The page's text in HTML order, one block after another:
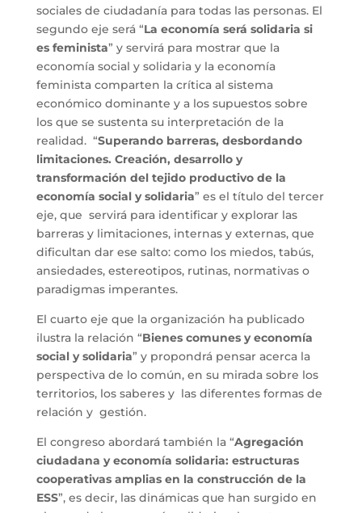
sociales de ciudadanía para todas las personas. El
segundo eje será “La economía será solidaria si
es feminista” y servirá para mostrar que la
economía social y solidaria y la economía
feminista comparten la crítica al sistema
económico dominante y a los supuestos sobre
los que se sustenta su interpretación de la
realidad. “Superando barreras, desbordando
limitaciones. Creación, desarrollo y
transformación del tejido productivo de la
economía social y solidaria” es el título del tercer
eje, que servirá para identificar y explorar las
barreras y limitaciones, internas y externas, que
dificultan dar ese salto: como los miedos, tabús,
ansiedades, estereotipos, rutinas, normativas o
paradigmas imperantes.
El cuarto eje que la organización ha publicado
ilustra la relación “Bienes comunes y economía
social y solidaria” y propondrá pensar acerca la
perspectiva de lo común, en su mirada sobre los
territorios, los saberes y las diferentes formas de
relación y gestión.
El congreso abordará también la “Agregación
ciudadana y economía solidaria: estructuras
cooperativas amplias en la construcción de la
ESS”, es decir, las dinámicas que han surgido en